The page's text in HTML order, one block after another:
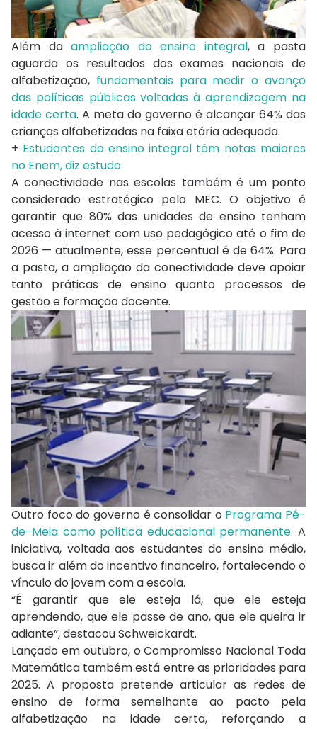
Além daampliação do ensino integral, a pasta
aguarda os resultados dos exames nacionais de
alfabetização, fundamentais para medir o avanço
das políticas públicas voltadas à aprendizagem na
idade certa. A meta do governo é alcançar 64% das
crianças alfabetizadas na faixa etária adequada.
+ Estudantes do ensino integral têm notas maiores
no Enem, diz estudo
A conectividade nas escolas também é um ponto
considerado estratégico pelo MEC. O objetivo é
garantir que 80% das unidades de ensino tenham
acesso à internet com uso pedagógico até o fim de
2026 — atualmente, esse percentual é de 64%. Para
a pasta, a ampliação da conectividade deve apoiar
tanto práticas de ensino quanto processos de
gestão e formação docente.
Outro foco do governo é consolidar o Programa Pé-
de-Meia como política educacional permanente. A
iniciativa, voltada aos estudantes do ensino médio,
busca ir além do incentivo financeiro, fortalecendo o
vínculo do jovem com a escola.
“É garantir que ele esteja lá, que ele esteja
aprendendo, que ele passe de ano, que ele queira ir
adiante”, destacou Schweickardt.
Lançado em outubro, o Compromisso Nacional Toda
Matemática também está entre as prioridades para
2025. A proposta pretende articular as redes de
ensino de forma semelhante ao pacto pela
alfabetização na idade certa, reforçando a